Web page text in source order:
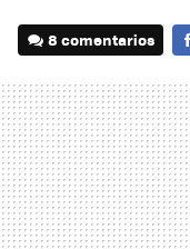
8 comentarios